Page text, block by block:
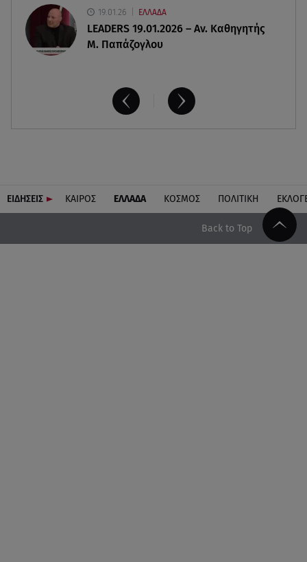
19.01.26 ΕΛΛΑΔΑ
LEADERS 19.01.2026 – Αν. Καθηγητής
Μ. Παπάζογλου
ΕΙΔΗΣΕΙΣ ΚΑΙΡΟΣ ΕΛΛΑΔΑ ΚΟΣΜΟΣ ΠΟΛΙΤΙΚΗ
Back to Top